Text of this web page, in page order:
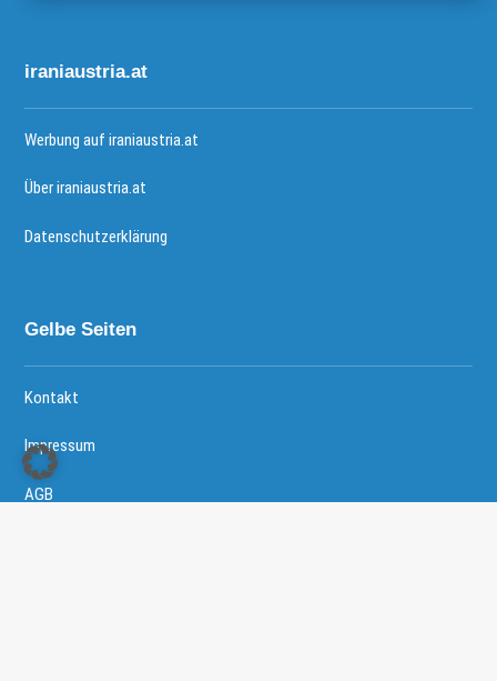
iraniaustria.at
Werbung auf iraniaustria.at
Über iraniaustria.at
Datenschutzerklärung
Gelbe Seiten
Kontakt
Impressum
AGB